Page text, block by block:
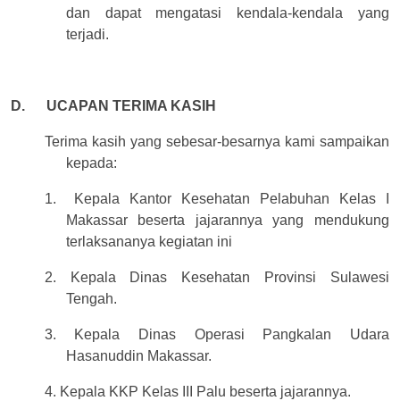
dan dapat mengatasi kendala-kendala yang
terjadi.
D. UCAPAN TERIMA KASIH
Terima kasih yang sebesar-besarnya kami sampaikan
kepada:
1.
Kepala Kantor Kesehatan Pelabuhan Kelas I
Makassar beserta jajarannya yang mendukung
terlaksananya kegiatan ini
2. Kepala Dinas Kesehatan Provinsi Sulawesi
Tengah.
3. Kepala Dinas Operasi Pangkalan Udara
Hasanuddin Makassar.
4. Kepala KKP Kelas III Palu beserta jajarannya.